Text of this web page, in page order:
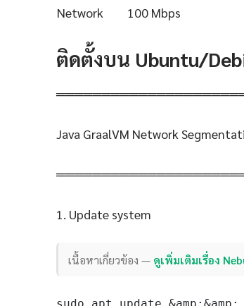
Network
100 Mbps
ติดตั้งบน Ubuntu/
Java GraalVM Network
1. Update system
เนื้อหาเกี่ยวข้อง — ดูเพิ่มเติมเรื่อง